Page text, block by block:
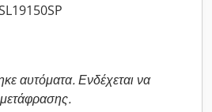
αυτόματα. Ενδέχεται να